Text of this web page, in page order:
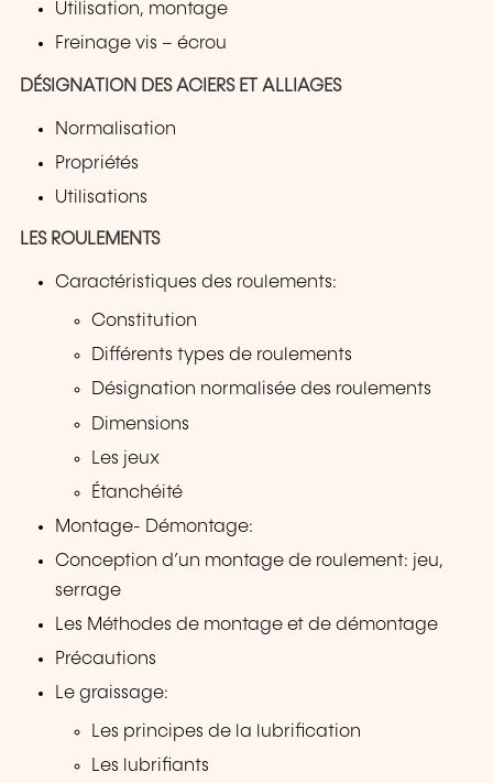
Utilisation, montage
Freinage vis – écrou
DÉSIGNATION DES ACIERS ET ALLIAGES
Normalisation
Propriétés
Utilisations
LES ROULEMENTS
Caractéristiques des roulements:
Constitution
Différents types de roulements
Désignation normalisée des roulements
Dimensions
Les jeux
Étanchéité
Montage- Démontage:
Conception d’un montage de roulement: jeu,
serrage
Les Méthodes de montage et de démontage
Précautions
Le graissage:
Les principes de la lubrification
Les lubrifiants